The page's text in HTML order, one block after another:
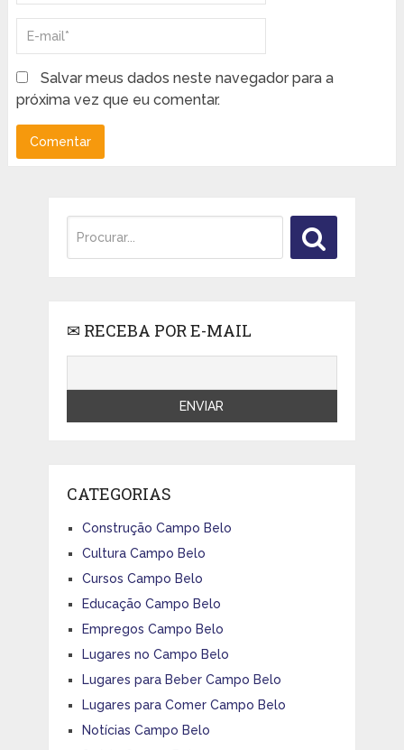
Salvar meus dados neste navegador para a
próxima vez que eu comentar.
✉ RECEBA POR E-MAIL
CATEGORIAS
Construção Campo Belo
Cultura Campo Belo
Cursos Campo Belo
Educação Campo Belo
Empregos Campo Belo
Lugares no Campo Belo
Lugares para Beber Campo Belo
Lugares para Comer Campo Belo
Notícias Campo Belo